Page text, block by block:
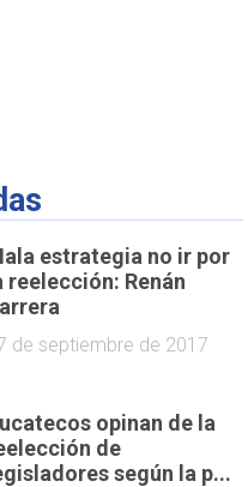
estrategia no ir por
reelección: Renán
de septiembre de 2017
opinan de la
de
según la p...